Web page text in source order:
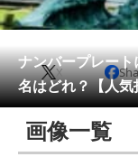
動物
会員記事
メディア
注目記事を集めた
ナンバープレー
名はどれ？【人気
X
画像一覧